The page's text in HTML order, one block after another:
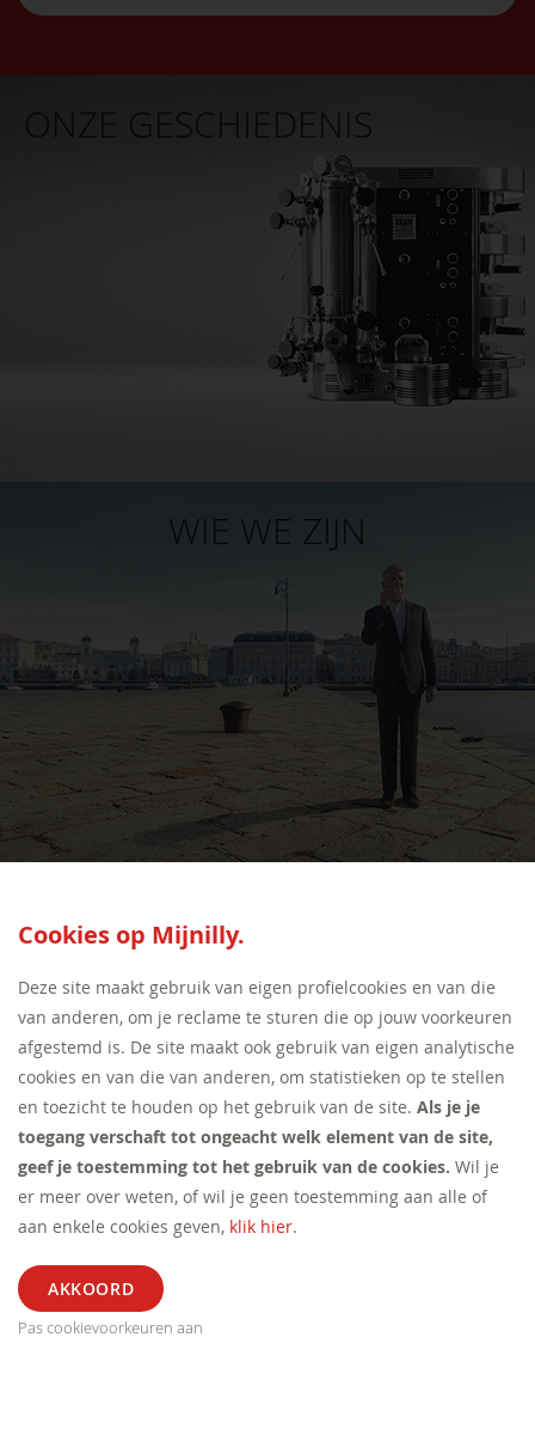
ONZE GESCHIEDENIS
WIE WE ZIJN
Cookies op Mijnilly.
Deze site maakt gebruik van eigen profielcookies en van die
van anderen, om je reclame te sturen die op jouw voorkeuren
afgestemd is. De site maakt ook gebruik van eigen analytische
cookies en van die van anderen, om statistieken op te stellen
en toezicht te houden op het gebruik van de site. Als je je
toegang verschaft tot ongeacht welk element van de site,
geef je toestemming tot het gebruik van de cookies. Wil je
er meer over weten, of wil je geen toestemming aan alle of
aan enkele cookies geven, klik hier.
Pas cookievoorkeuren aan